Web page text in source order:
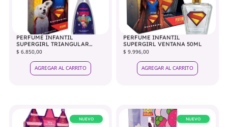
PERFUME INFANTIL
SUPERGIRL TRIANGULAR
50ML
$ 6.850,00
AGREGAR AL CARRITO
PERFUME INFANTIL
SUPERGIRL VENTANA 50ML
$ 9.996,00
AGREGAR AL CARRITO
NUEVO NUEVO